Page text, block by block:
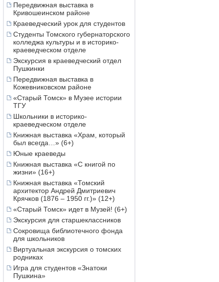
Передвижная выставка в
Кривошеинском районе
Краеведческий урок для студентов
Студенты Томского губернаторского
колледжа культуры и в историко-
краеведческом отделе
Экскурсия в краеведческий отдел
Пушкинки
Передвижная выставка в
Кожевниковском районе
«Старый Томск» в Музее истории
ТГУ
Школьники в историко-
краеведческом отделе
Книжная выставка «Храм, который
был всегда…» (6+)
Юные краеведы
Книжная выставка «С книгой по
жизни» (16+)
Книжная выставка «Томский
архитектор Андрей Дмитриевич
Крячков (1876 – 1950 гг.)» (12+)
«Старый Томск» идет в Музей! (6+)
Экскурсия для старшеклассников
Сокровища библиотечного фонда
для школьников
Виртуальная экскурсия о томских
родниках
Игра для студентов «Знатоки
Пушкина»